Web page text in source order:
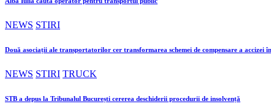
NEWS STIRI
Două asociații ale transportatorilor cer transformarea schemei de compensare a accizei
NEWS STIRI TRUCK
STB a depus la Tribunalul București cererea deschiderii procedurii de insolvență